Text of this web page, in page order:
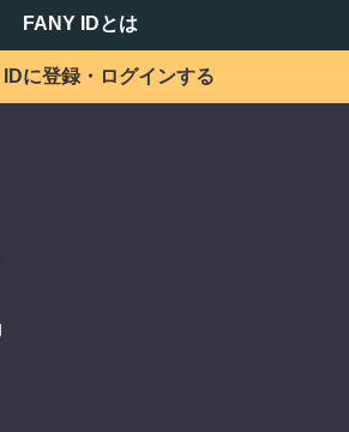
FANY IDとは
IDに登録・ログインする